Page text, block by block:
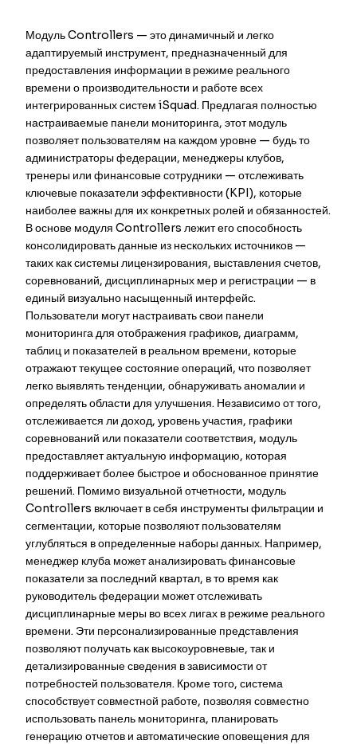
Модуль Controllers — это динамичный и легко
адаптируемый инструмент, предназначенный для
предоставления информации в режиме реального
времени о производительности и работе всех
интегрированных систем iSquad. Предлагая полностью
настраиваемые панели мониторинга, этот модуль
позволяет пользователям на каждом уровне — будь то
администраторы федерации, менеджеры клубов,
тренеры или финансовые сотрудники — отслеживать
ключевые показатели эффективности (KPI), которые
наиболее важны для их конкретных ролей и обязанностей.
В основе модуля Controllers лежит его способность
консолидировать данные из нескольких источников —
таких как системы лицензирования, выставления счетов,
соревнований, дисциплинарных мер и регистрации — в
единый визуально насыщенный интерфейс.
Пользователи могут настраивать свои панели
мониторинга для отображения графиков, диаграмм,
таблиц и показателей в реальном времени, которые
отражают текущее состояние операций, что позволяет
легко выявлять тенденции, обнаруживать аномалии и
определять области для улучшения. Независимо от того,
отслеживается ли доход, уровень участия, графики
соревнований или показатели соответствия, модуль
предоставляет актуальную информацию, которая
поддерживает более быстрое и обоснованное принятие
решений. Помимо визуальной отчетности, модуль
Controllers включает в себя инструменты фильтрации и
сегментации, которые позволяют пользователям
углубляться в определенные наборы данных. Например,
менеджер клуба может анализировать финансовые
показатели за последний квартал, в то время как
руководитель федерации может отслеживать
дисциплинарные меры во всех лигах в режиме реального
времени. Эти персонализированные представления
позволяют получать как высокоуровневые, так и
детализированные сведения в зависимости от
потребностей пользователя. Кроме того, система
способствует совместной работе, позволяя совместно
использовать панель мониторинга, планировать
генерацию отчетов и автоматические оповещения для